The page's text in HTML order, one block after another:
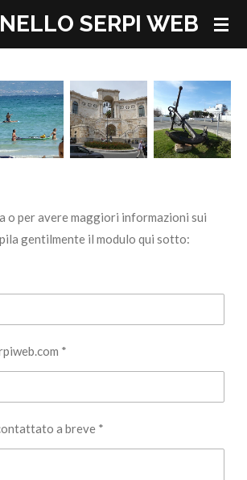
SERPI WEB
o per avere maggiori informazioni sui
gentilmente il modulo qui sotto:
*
a breve *